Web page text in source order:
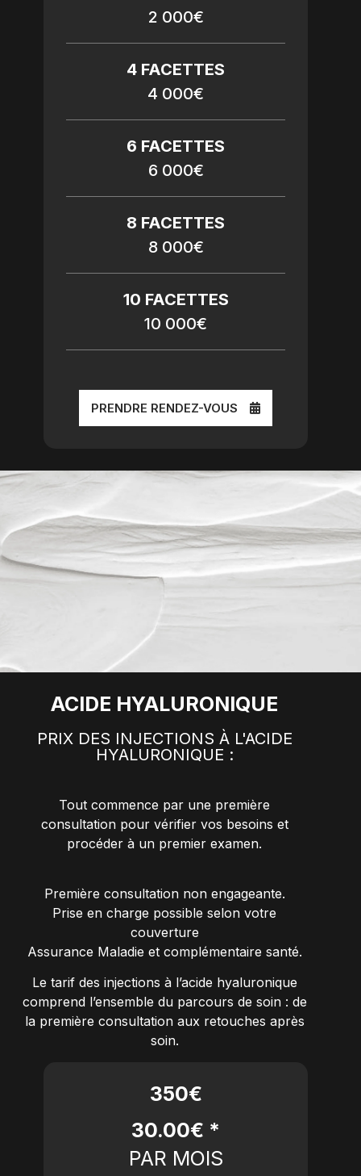
2 000€
4 FACETTES
4 000€
6 FACETTES
6 000€
8 FACETTES
8 000€
10 FACETTES
10 000€
PRENDRE RENDEZ-VOUS
ACIDE HYALURONIQUE
PRIX DES INJECTIONS À L'ACIDE
HYALURONIQUE :
Tout commence par une première
consultation pour vérifier vos besoins et
procéder à un premier examen.
Première consultation non engageante.
Prise en charge possible selon votre
couverture
Assurance Maladie et complémentaire santé.
Le tarif des injections à l’acide hyaluronique
comprend l’ensemble du parcours de soin : de
la première consultation aux retouches après
soin.
350€
30.00€ *
PAR MOIS